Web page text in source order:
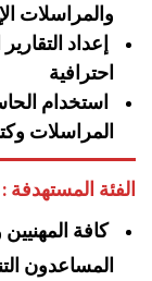
والمراسلات
إعداد
احترافية
استخدام
المراسلات
الفئة المستهدفة :
كافة
المساعدون